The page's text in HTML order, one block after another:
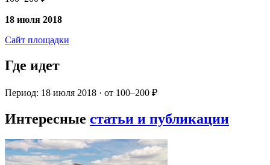
18 июля 2018
Сайт площадки
Где идет
Период: 18 июля 2018 · от 100–200 ₽
Интересные статьи и публикации